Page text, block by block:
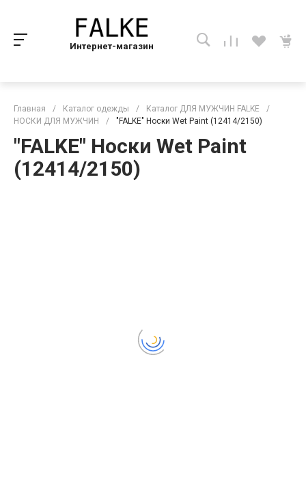
Интернет-магазин
Главная / Каталог одежды / Каталог ДЛЯ МУЖЧИН FALKE
/
НОСКИ ДЛЯ МУЖЧИН
/ "FALKE" Носки Wet Paint (12414/2150)
"FALKE" Носки Wet Paint
(12414/2150)